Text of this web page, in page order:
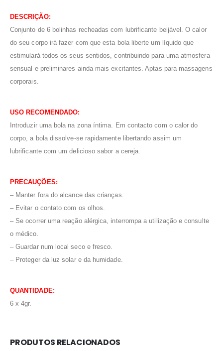
DESCRIÇÃO:
Conjunto de 6 bolinhas recheadas com lubrificante beijável. O calor
do seu corpo irá fazer com que esta bola liberte um líquido que
estimulará todos os seus sentidos, contribuindo para uma atmosfera
sensual e preliminares ainda mais excitantes. Aptas para massagens
corporais.
USO RECOMENDADO:
Introduzir uma bola na zona íntima. Em contacto com o calor do
corpo, a bola dissolve-se rapidamente libertando assim um
lubrificante com um delicioso sabor a cereja.
PRECAUÇÕES:
– Manter fora do alcance das crianças.
– Evitar o contato com os olhos.
– Se ocorrer uma reação alérgica, interrompa a utilização e consulte
o médico.
– Guardar num local seco e fresco.
– Proteger da luz solar e da humidade.
QUANTIDADE:
6 x 4gr.
PRODUTOS RELACIONADOS